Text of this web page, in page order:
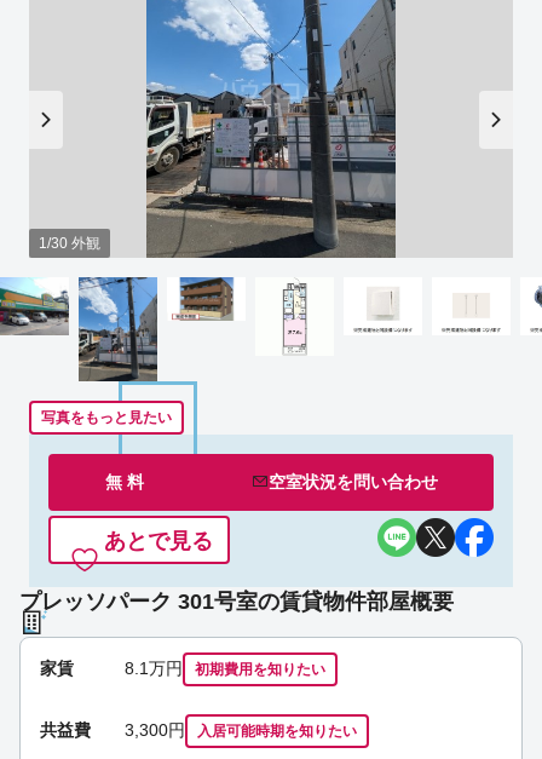
1/30 外観
写真をもっと見たい
無 料 空室状況を問い合わせ
あとで見る
プレッソパーク 301号室の賃貸物件部屋概要
家賃 8.1万円 初期費用を知りたい
共益費 3,300円 入居可能時期を知りたい